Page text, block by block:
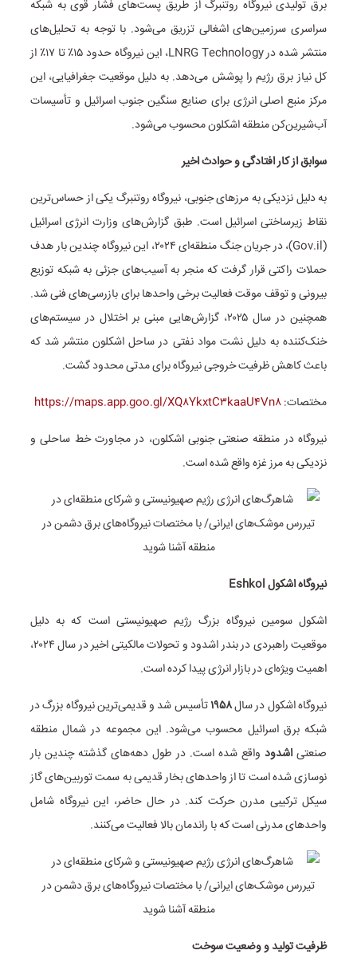
برق تولیدی نیروگاه روتنبرگ از طریق پست‌های فشار قوی به شبکه
سراسری سرزمین‌های اشغالی تزریق می‌شود. با توجه به تحلیل‌های
منتشر شده در LNRG Technology، این نیروگاه حدود ۱۵٪ تا ۱۷٪ از
کل نیاز برق رژیم را پوشش می‌دهد. به دلیل موقعیت جغرافیایی، این
مرکز منبع اصلی انرژی برای صنایع سنگین جنوب اسرائیل و تأسیسات
آب‌شیرین‌کن منطقه اشکلون محسوب می‌شود.
سوابق از کار افتادگی و حوادث اخیر
به دلیل نزدیکی به مرزهای جنوبی، نیروگاه روتنبرگ یکی از حساس‌ترین
نقاط زیرساختی اسرائیل است. طبق گزارش‌های وزارت انرژی اسرائیل
(Gov.il)، در جریان جنگ منطقه‌ای ۲۰۲۴، این نیروگاه چندین بار هدف
حملات راکتی قرار گرفت که منجر به آسیب‌های جزئی به شبکه توزیع
بیرونی و توقف موقت فعالیت برخی واحدها برای بازرسی‌های فنی شد.
همچنین در سال ۲۰۲۵، گزارش‌هایی مبنی بر اختلال در سیستم‌های
خنک‌کننده به دلیل نشت مواد نفتی در ساحل اشکلون منتشر شد که
باعث کاهش ظرفیت خروجی نیروگاه برای مدتی محدود گشت.
مختصات:https://maps.app.goo.gl/XQ۸YkxtC۳kaaU۴Vn۸
نیروگاه در منطقه صنعتی جنوبی اشکلون، در مجاورت خط ساحلی و
نزدیکی به مرز غزه واقع شده است.
نیروگاه اشکول Eshkol
اشکول سومین نیروگاه بزرگ رژیم صهیونیستی است که به دلیل
موقعیت راهبردی در بندر اشدود و تحولات مالکیتی اخیر در سال ۲۰۲۴،
اهمیت ویژه‌ای در بازار انرژی پیدا کرده است.
نیروگاه اشکول در سال۱۹۵۸تأسیس شد و قدیمی‌ترین نیروگاه بزرگ در
شبکه برق اسرائیل محسوب می‌شود. این مجموعه در شمال منطقه
صنعتی اشدود واقع شده است. در طول دهه‌های گذشته چندین بار
نوسازی شده است تا از واحدهای بخار قدیمی به سمت توربین‌های گاز
سیکل ترکیبی مدرن حرکت کند. در حال حاضر، این نیروگاه شامل
واحدهای مدرنی است که با راندمان بالا فعالیت می‌کنند.
ظرفیت تولید و وضعیت سوخت